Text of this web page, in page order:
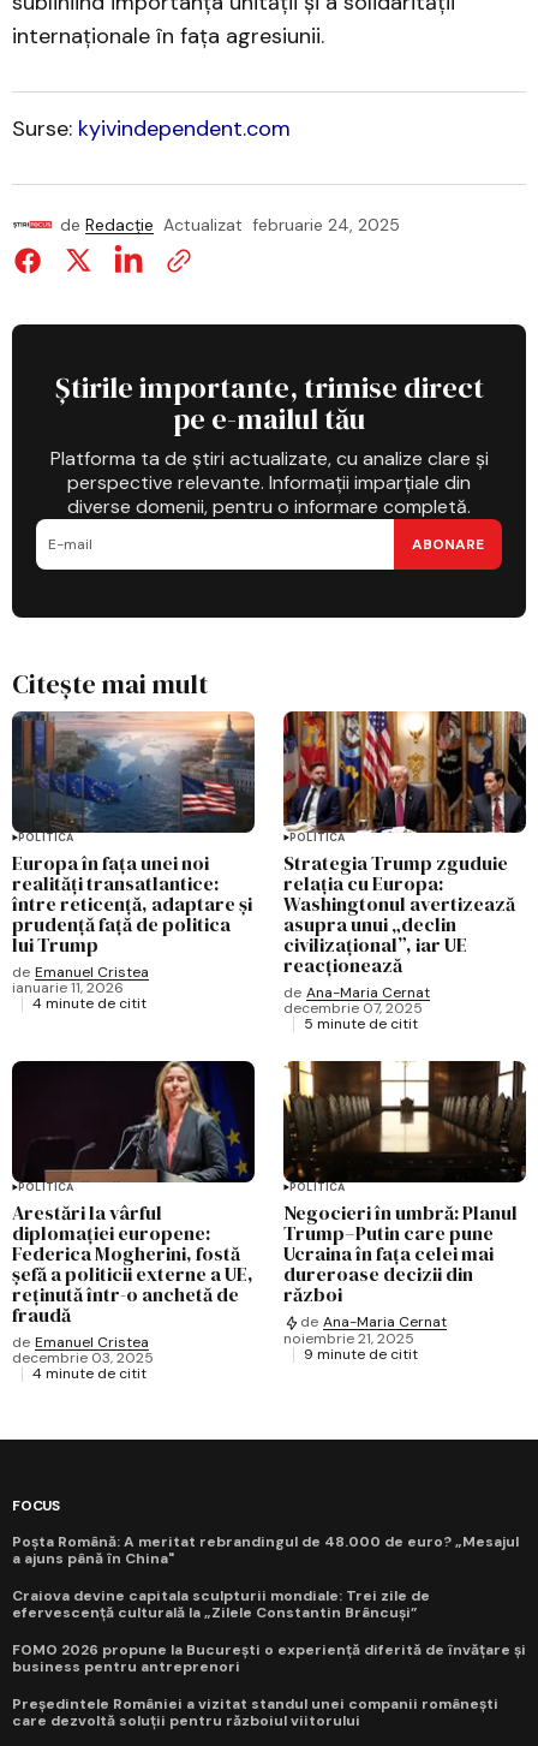
internaționale în fața agresiunii.
Surse: kyivindependent.com
de Redacție Actualizat februarie 24, 2025
Știrile importante, trimise direct
pe e-mailul tău
Platforma ta de știri actualizate, cu analize clare și
perspective relevante. Informații imparțiale din
diverse domenii, pentru o informare completă.
ABONARE
Citește mai mult
POLITICĂ
Europa în fața unei noi
realități transatlantice:
între reticență, adaptare și
prudență față de politica
lui Trump
de Emanuel Cristea
ianuarie 11, 2026
4 minute de citit
POLITICĂ
Strategia Trump zguduie
relația cu Europa:
Washingtonul avertizează
asupra unui „declin
civilizațional”, iar UE
reacționează
de Ana-Maria Cernat
decembrie 07, 2025
5 minute de citit
POLITICĂ
Arestări la vârful
diplomației europene:
Federica Mogherini, fostă
șefă a politicii externe a UE,
reținută într-o anchetă de
fraudă
de Emanuel Cristea
decembrie 03, 2025
4 minute de citit
POLITICĂ
Negocieri în umbră: Planul
Trump–Putin care pune
Ucraina în fața celei mai
dureroase decizii din
război
de Ana-Maria Cernat
noiembrie 21, 2025
9 minute de citit
FOCUS
Poșta Română: A meritat rebrandingul de 48.000 de euro? „Mesajul
a ajuns până în China"
Craiova devine capitala sculpturii mondiale: Trei zile de
efervescență culturală la „Zilele Constantin Brâncuși”
FOMO 2026 propune la București o experiență diferită de învățare și
business pentru antreprenori
Președintele României a vizitat standul unei companii românești
care dezvoltă soluții pentru războiul viitorului